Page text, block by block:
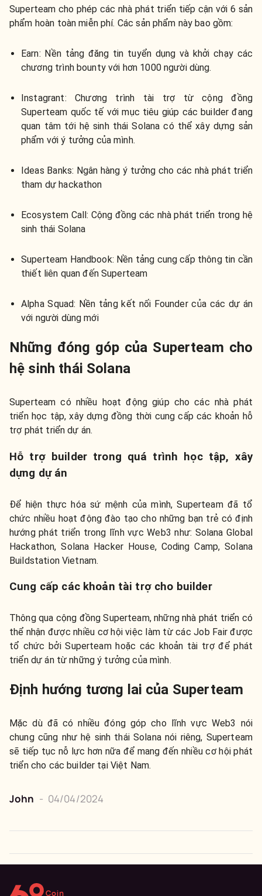
Superteam cho phép các nhà phát triển tiếp cận với 6 sản
phẩm hoàn toàn miễn phí. Các sản phẩm này bao gồm:
Earn: Nền tảng đăng tin tuyển dụng và khởi chạy các
chương trình bounty với hơn 1000 người dùng.
Instagrant: Chương trình tài trợ từ cộng đồng
Superteam quốc tế với mục tiêu giúp các builder đang
quan tâm tới hệ sinh thái Solana có thể xây dựng sản
phẩm với ý tưởng của mình.
Ideas Banks: Ngân hàng ý tưởng cho các nhà phát triển
tham dự hackathon
Ecosystem Call: Cộng đồng các nhà phát triển trong hệ
sinh thái Solana
Superteam Handbook: Nền tảng cung cấp thông tin cần
thiết liên quan đến Superteam
Alpha Squad: Nền tảng kết nối Founder của các dự án
với người dùng mới
Những đóng góp của Superteam cho
hệ sinh thái Solana
Superteam có nhiều hoạt động giúp cho các nhà phát
triển học tập, xây dựng đồng thời cung cấp các khoản hỗ
trợ phát triển dự án.
Hỗ trợ builder trong quá trình học tập, xây
dựng dự án
Để hiện thực hóa sứ mệnh của mình, Superteam đã tổ
chức nhiều hoạt động đào tạo cho những bạn trẻ có định
hướng phát triển trong lĩnh vực Web3 như: Solana Global
Hackathon, Solana Hacker House, Coding Camp, Solana
Buildstation Vietnam.
Cung cấp các khoản tài trợ cho builder
Thông qua cộng đồng Superteam, những nhà phát triển có
thể nhận được nhiều cơ hội việc làm từ các Job Fair được
tổ chức bởi Superteam hoặc các khoản tài trợ để phát
triển dự án từ những ý tưởng của mình.
Định hướng tương lai của Superteam
Mặc dù đã có nhiều đóng góp cho lĩnh vực Web3 nói
chung cũng như hệ sinh thái Solana nói riêng, Superteam
sẽ tiếp tục nỗ lực hơn nữa để mang đến nhiều cơ hội phát
triển cho các builder tại Việt Nam.
John - 04/04/2024